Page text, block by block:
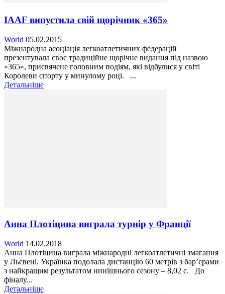
IAAF випустила свій щорічник «365»
World 05.02.2015
Міжнародна асоціація легкоатлетичних федерацій
презентувала своє традиційне щорічне видання під назвою
«365», присвячене головним подіям, які відбулися у світі
Королеви спорту у минулому році. ...
Детальніше
Анна Плотіцина виграла турнір у Франції
World 14.02.2018
Анна Плотіцина виграла міжнародні легкоатлетичні змагання
у Льєвені. Українка подолала дистанцію 60 метрів з бар’єрами
з найкращим результатом нинішнього сезону – 8,02 с. До
фіналу...
Детальніше